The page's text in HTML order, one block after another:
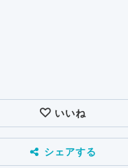
いいね
シェアする